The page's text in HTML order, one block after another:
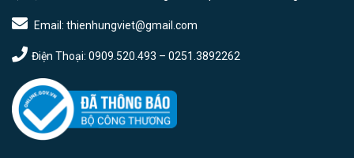
Email: thienhungviet@gmail.com
Điện Thoại: 0909.520.493 – 0251.3892262